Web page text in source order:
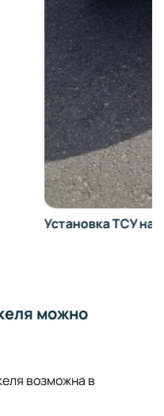
в Балашихе
можно
возможна в